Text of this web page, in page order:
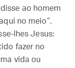
ao homem
no meio”.
lhes Jesus:
fazer no
vida ou